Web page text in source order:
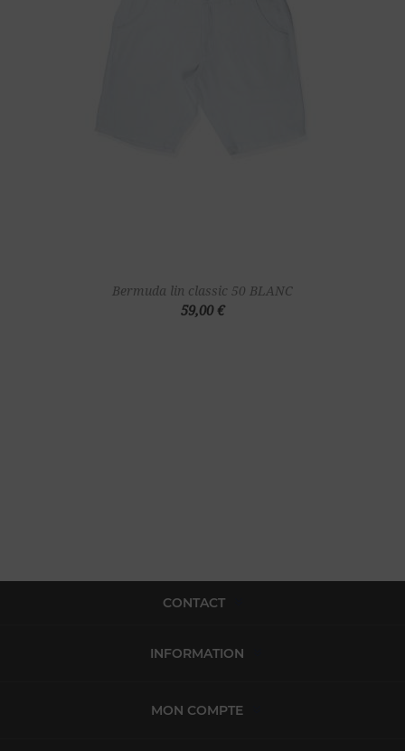
Bermuda lin classic 50 BLANC
59,00 €
CONTACT
INFORMATION
MON COMPTE